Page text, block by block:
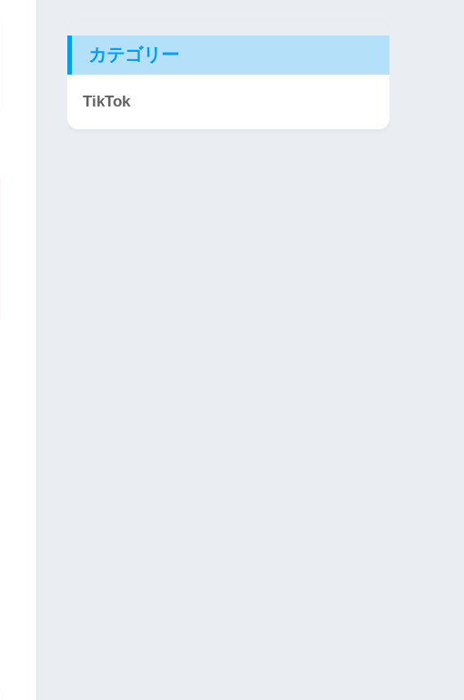
カテゴリー
TikTok